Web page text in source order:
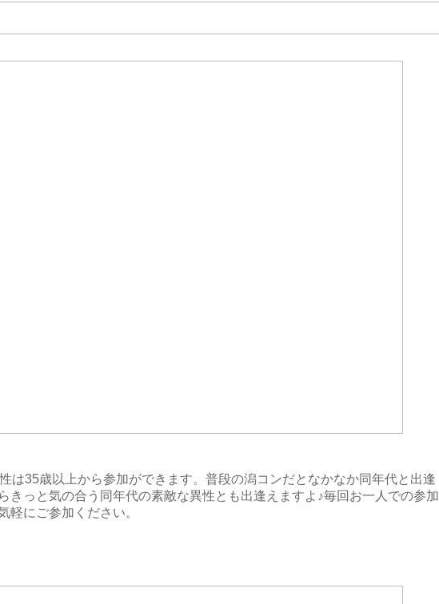
は35歳以上から参加ができます。普段の潟コンだとなかなか同年代と出逢
きっと気の合う同年代の素敵な異性とも出逢えますよ♪毎回お一人での参加
軽にご参加ください。